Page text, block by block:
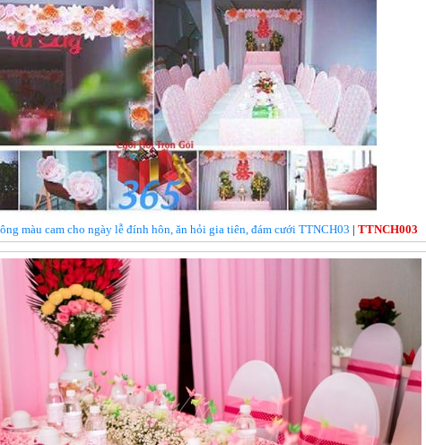
màu cam cho ngày lễ đính hôn, ăn hỏi gia tiên, đám cưới TTNCH03 | TTNCH003